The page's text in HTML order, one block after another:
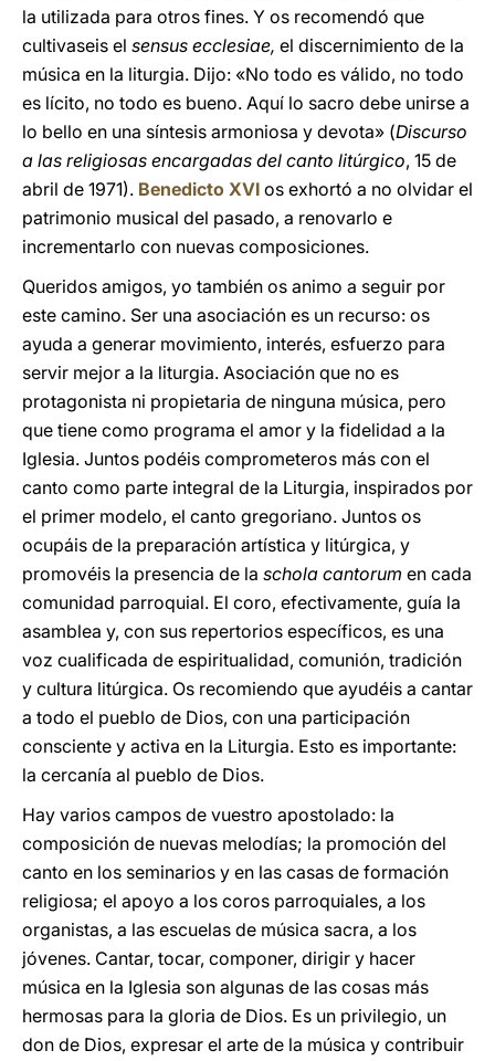
la utilizada para otros fines. Y os recomendó que
cultivaseis el sensus ecclesiae, el discernimiento de la
música en la liturgia. Dijo: «No todo es válido, no todo
es lícito, no todo es bueno. Aquí lo sacro debe unirse a
lo bello en una síntesis armoniosa y devota» (Discurso
a las religiosas encargadas del canto litúrgico, 15 de
abril de 1971). Benedicto XVI os exhortó a no olvidar el
patrimonio musical del pasado, a renovarlo e
incrementarlo con nuevas composiciones.
Queridos amigos, yo también os animo a seguir por
este camino. Ser una asociación es un recurso: os
ayuda a generar movimiento, interés, esfuerzo para
servir mejor a la liturgia. Asociación que no es
protagonista ni propietaria de ninguna música, pero
que tiene como programa el amor y la fidelidad a la
Iglesia. Juntos podéis comprometeros más con el
canto como parte integral de la Liturgia, inspirados por
el primer modelo, el canto gregoriano. Juntos os
ocupáis de la preparación artística y litúrgica, y
promovéis la presencia de la schola cantorum en cada
comunidad parroquial. El coro, efectivamente, guía la
asamblea y, con sus repertorios específicos, es una
voz cualificada de espiritualidad, comunión, tradición
y cultura litúrgica. Os recomiendo que ayudéis a cantar
a todo el pueblo de Dios, con una participación
consciente y activa en la Liturgia. Esto es importante:
la cercanía al pueblo de Dios.
Hay varios campos de vuestro apostolado: la
composición de nuevas melodías; la promoción del
canto en los seminarios y en las casas de formación
religiosa; el apoyo a los coros parroquiales, a los
organistas, a las escuelas de música sacra, a los
jóvenes. Cantar, tocar, componer, dirigir y hacer
música en la Iglesia son algunas de las cosas más
hermosas para la gloria de Dios. Es un privilegio, un
don de Dios, expresar el arte de la música y contribuir